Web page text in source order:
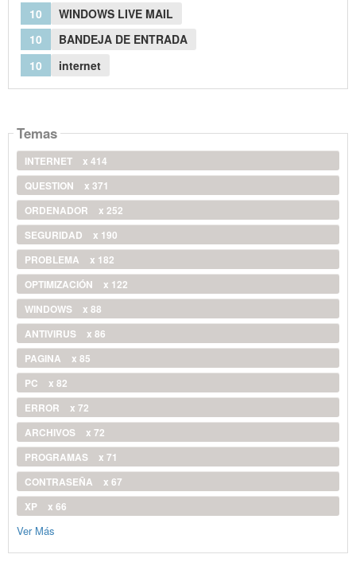
10
WINDOWS LIVE MAIL
10
BANDEJA DE ENTRADA
10
internet
Temas
INTERNET
x 414
QUESTION
x 371
ORDENADOR
x 252
SEGURIDAD
x 190
PROBLEMA
x 182
OPTIMIZACIÓN
x 122
WINDOWS
x 88
ANTIVIRUS
x 86
PAGINA
x 85
PC
x 82
ERROR
x 72
ARCHIVOS
x 72
PROGRAMAS
x 71
CONTRASEÑA
x 67
XP
x 66
Ver Más